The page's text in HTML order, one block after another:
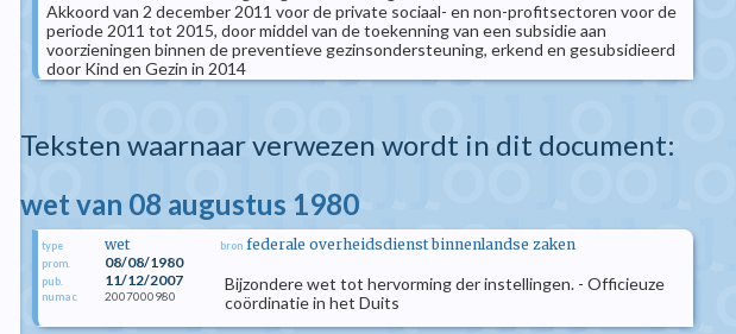
Akkoord van 2 december 2011 voor de private sociaal- en non-profitsectoren voor de
periode 2011 tot 2015, door middel van de toekenning van een subsidie aan
voorzieningen binnen de preventieve gezinsondersteuning, erkend en gesubsidieerd
door Kind en Gezin in 2014
Teksten waarnaar verwezen wordt in dit document:
wet van 08 augustus 1980
type wet
prom. 08/08/1980
pub. 11/12/2007
numac 2007000980
bron federale overheidsdienst binnenlandse zaken
Bijzondere wet tot hervorming der instellingen. - Officieuze
coördinatie in het Duits